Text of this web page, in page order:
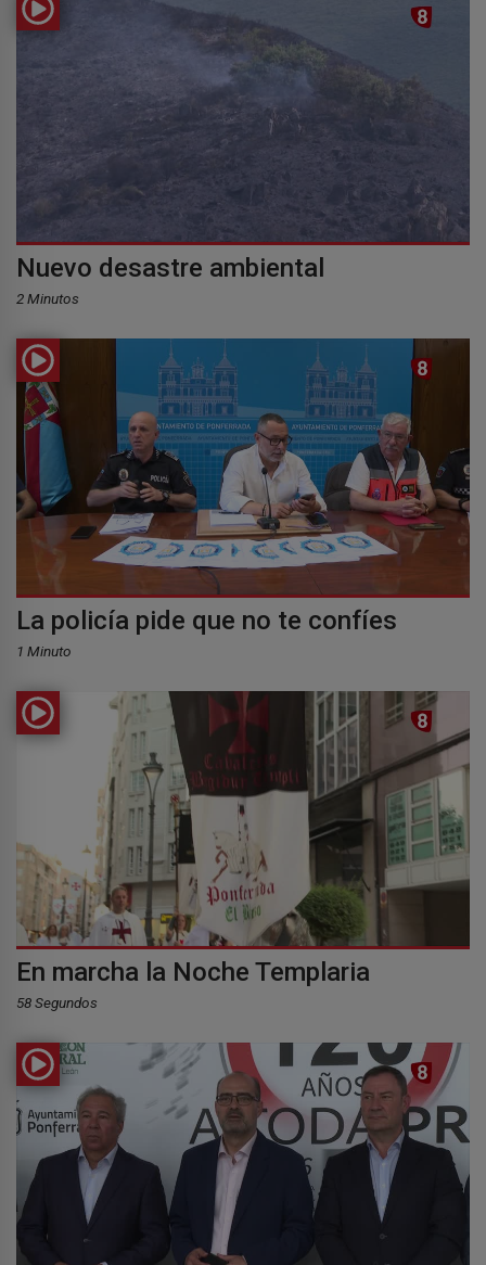
Nuevo desastre ambiental
2 Minutos
La policía pide que no te confíes
1 Minuto
En marcha la Noche Templaria
58 Segundos